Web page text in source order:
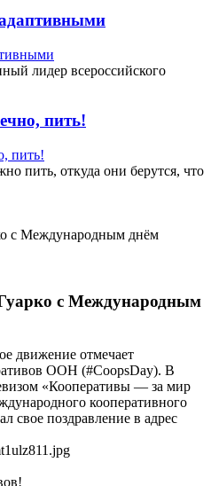
лидер всероссийского
пить!
пить, откуда они берутся, что
с Международным днём
с Международным
движение отмечает
ООН (#CoopsDay). В
«Кооперативы — за мир
кооперативного
свое поздравление в адрес